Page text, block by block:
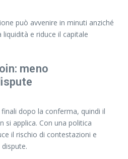
può avvenire in minuti anziché
e riduce il capitale
meno
dopo la conferma, quindi il
si applica. Con una politica
il rischio di contestazioni e